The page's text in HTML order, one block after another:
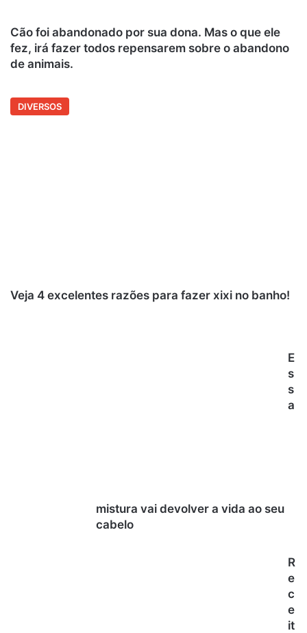
Cão foi abandonado por sua dona. Mas o que ele
fez, irá fazer todos repensarem sobre o abandono
de animais.
DIVERSOS
Veja 4 excelentes razões para fazer xixi no banho!
E
s
s
a
mistura vai devolver a vida ao seu
cabelo
R
e
c
e
it